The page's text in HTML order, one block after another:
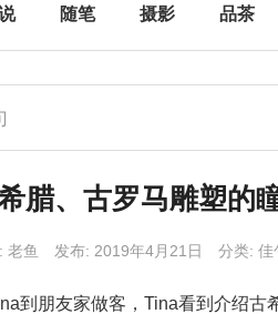
随笔 摄影 品茶
腊、古罗马雕塑的
老鱼 发布: 2019年4月21日 分类: 佳
到朋友家做客，Tina看到介绍古